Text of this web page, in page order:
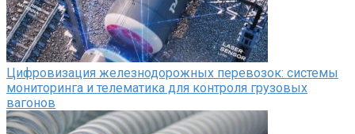
Цифровизация железнодорожных перевозок: системы
мониторинга и телематика для контроля грузовых
вагонов